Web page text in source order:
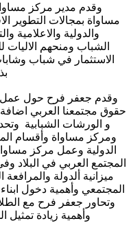
وقدم مدير مركز
مساواة بمجالات التطوير
والدولية والاعلامية
الشباب ومنحهم الاليات
الاستثمار في شباب
وقدم جعفر فرح حول
حقوق مجتمعنا العربي
و الورشات الشبابية
ومركز مساواة وأقسام
الدولية وعمل مركز
المجتمع العربي في
ميزانية ألدولة والمرافعة
المجتمعي وأهمية دخول
وتحاور جعفر فرح مع
وأهمية زيادة تمثيل